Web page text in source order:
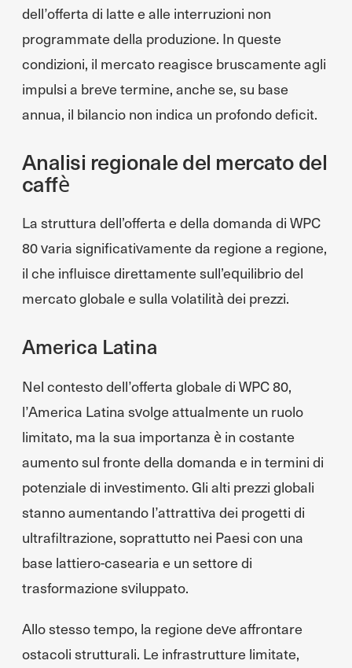
dell’offerta di latte e alle interruzioni non
programmate della produzione. In queste
condizioni, il mercato reagisce bruscamente agli
impulsi a breve termine, anche se, su base
annua, il bilancio non indica un profondo deficit.
Analisi regionale del mercato del
caffè
La struttura dell’offerta e della domanda di WPC
80 varia significativamente da regione a regione,
il che influisce direttamente sull’equilibrio del
mercato globale e sulla volatilità dei prezzi.
America Latina
Nel contesto dell’offerta globale di WPC 80,
l’America Latina svolge attualmente un ruolo
limitato, ma la sua importanza è in costante
aumento sul fronte della domanda e in termini di
potenziale di investimento. Gli alti prezzi globali
stanno aumentando l’attrattiva dei progetti di
ultrafiltrazione, soprattutto nei Paesi con una
base lattiero-casearia e un settore di
trasformazione sviluppato.
Allo stesso tempo, la regione deve affrontare
ostacoli strutturali. Le infrastrutture limitate,